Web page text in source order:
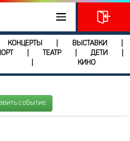
КОНЦЕРТЫ ВЫСТАВКИ
ТЕАТР ДЕТИ
КИНО
событие